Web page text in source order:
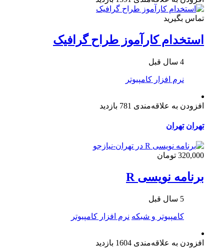
تماس بگیرید
استخدام کارآموز طراح گرافیک
4 سال قبل
نرم افزار کامپیوتر
افزودن به علاقه‌مندی 781 بازدید
تهران تهران
320,000 تومان
برنامه نویسی R
5 سال قبل
کامپیوتر و شبکه نرم افزار کامپیوتر
افزودن به علاقه‌مندی 1604 بازدید